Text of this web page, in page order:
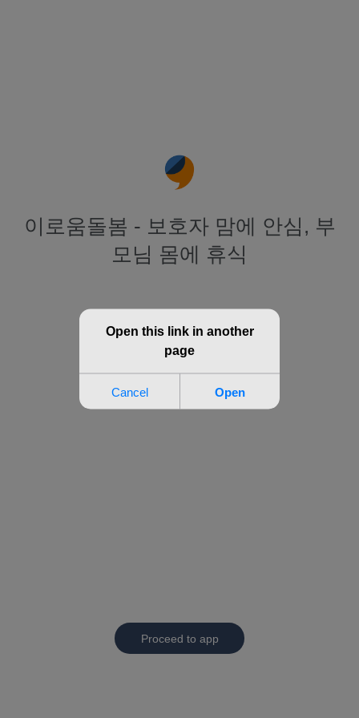
이로움돌봄 - 보호자 맘에 안심, 부
모님 몸에 휴식
Proceed to app